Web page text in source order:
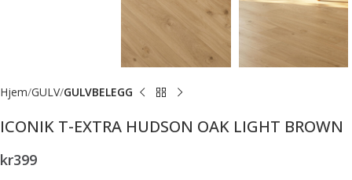
Hjem GULV GULVBELEGG
ICONIK T-EXTRA HUDSON OAK LIGHT BROWN
kr399